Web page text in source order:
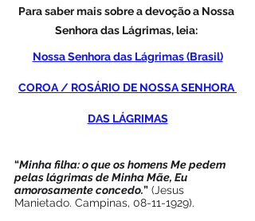
Para saber mais sobre a devoção a Nossa
Senhora das Lágrimas, leia:
Nossa Senhora das Lágrimas (Brasil)
COROA / ROSÁRIO DE NOSSA SENHORA
DAS LÁGRIMAS
“Minha filha: o que os homens Me pedem
pelas lágrimas de Minha Mãe, Eu
amorosamente concedo.” (Jesus
Manietado. Campinas, 08-11-1929).